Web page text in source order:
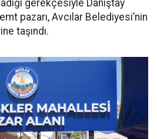
gerekçesiyle Danıştay
pazarı, Avcılar Belediyesi’nin
taşındı.